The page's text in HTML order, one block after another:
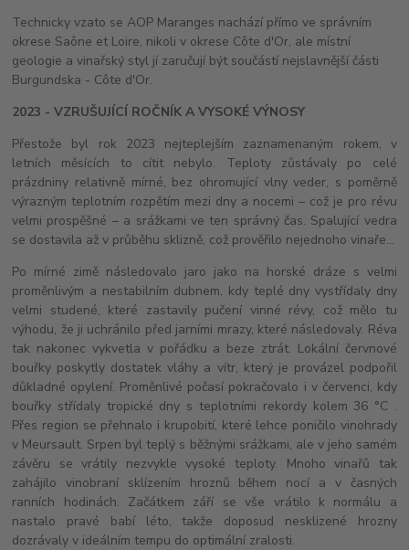
Technicky vzato se AOP Maranges nachází přímo ve správním
okrese Saône et Loire, nikoli v okrese Côte d'Or, ale místní
geologie a vinařský styl jí zaručují být součástí nejslavnější části
Burgundska - Côte d'Or.
2023 - VZRUŠUJÍCÍ ROČNÍK A VYSOKÉ VÝNOSY
Přestože byl rok 2023 nejteplejším zaznamenaným rokem, v
letních měsících to cítit nebylo. Teploty zůstávaly po celé
prázdniny relativně mírné, bez ohromující vlny veder, s poměrně
výrazným teplotním rozpětím mezi dny a nocemi – což je pro révu
velmi prospěšné – a srážkami ve ten správný čas. Spalující vedra
se dostavila až v průběhu sklizně, což prověřilo nejednoho vinaře...
Po mírné zimě následovalo jaro jako na horské dráze s velmi
proměnlivým a nestabilním dubnem, kdy teplé dny vystřídaly dny
velmi studené, které zastavily pučení vinné révy, což mělo tu
výhodu, že ji uchránilo před jarními mrazy, které následovaly. Réva
tak nakonec vykvetla v pořádku a beze ztrát. Lokální červnové
bouřky poskytly dostatek vláhy a vítr, který je provázel podpořil
důkladné opylení. Proměnlivé počasí pokračovalo i v červenci, kdy
bouřky střídaly tropické dny s teplotními rekordy kolem 36 °C .
Přes region se přehnalo i krupobití, které lehce poničilo vinohrady
v Meursault. Srpen byl teplý s běžnými srážkami, ale v jeho samém
závěru se vrátily nezvykle vysoké teploty. Mnoho vinařů tak
zahájilo vinobraní sklízením hroznů během nocí a v časných
ranních hodinách. Začátkem září se vše vrátilo k normálu a
nastalo pravé babí léto, takže doposud nesklizené hrozny
dozrávaly v ideálním tempu do optimální zralosti.